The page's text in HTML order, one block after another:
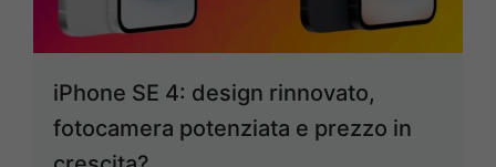
iPhone SE 4: design rinnovato,
fotocamera potenziata e prezzo in